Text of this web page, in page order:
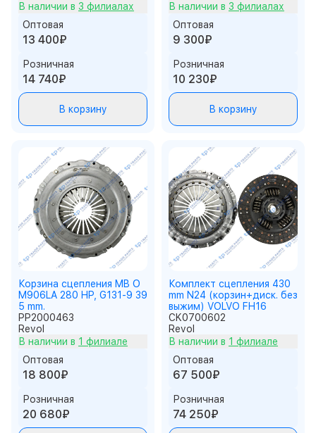
В наличии в 3 филиалах
Оптовая
13 400₽
Розничная
14 740₽
В корзину
В наличии в 3 филиалах
Оптовая
9 300₽
Розничная
10 230₽
В корзину
Корзина сцепления MB O
M906LA 280 HP, G131-9 39
5 mm.
PP2000463
Revol
В наличии в 1 филиале
Оптовая
18 800₽
Розничная
20 680₽
Комплект сцепления 430
mm N24 (корзин+диск. без
выжим) VOLVO FH16
CK0700602
Revol
В наличии в 1 филиале
Оптовая
67 500₽
Розничная
74 250₽